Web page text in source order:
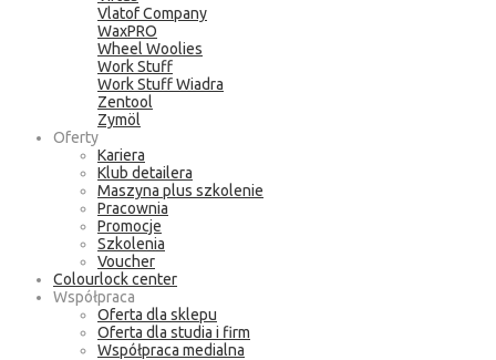
Vlatof Company
WaxPRO
Wheel Woolies
Work Stuff
Work Stuff Wiadra
Zentool
Zymöl
Oferty
Kariera
Klub detailera
Maszyna plus szkolenie
Pracownia
Promocje
Szkolenia
Voucher
Colourlock center
Współpraca
Oferta dla sklepu
Oferta dla studia i firm
Współpraca medialna